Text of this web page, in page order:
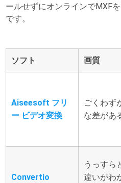
ールせずにオンラインでMXF
です。
ソフト 画質
Aiseesoft フリ
ー ビデオ変換
ごくわず
な差があ
Convertio
うっすら
違いがわ